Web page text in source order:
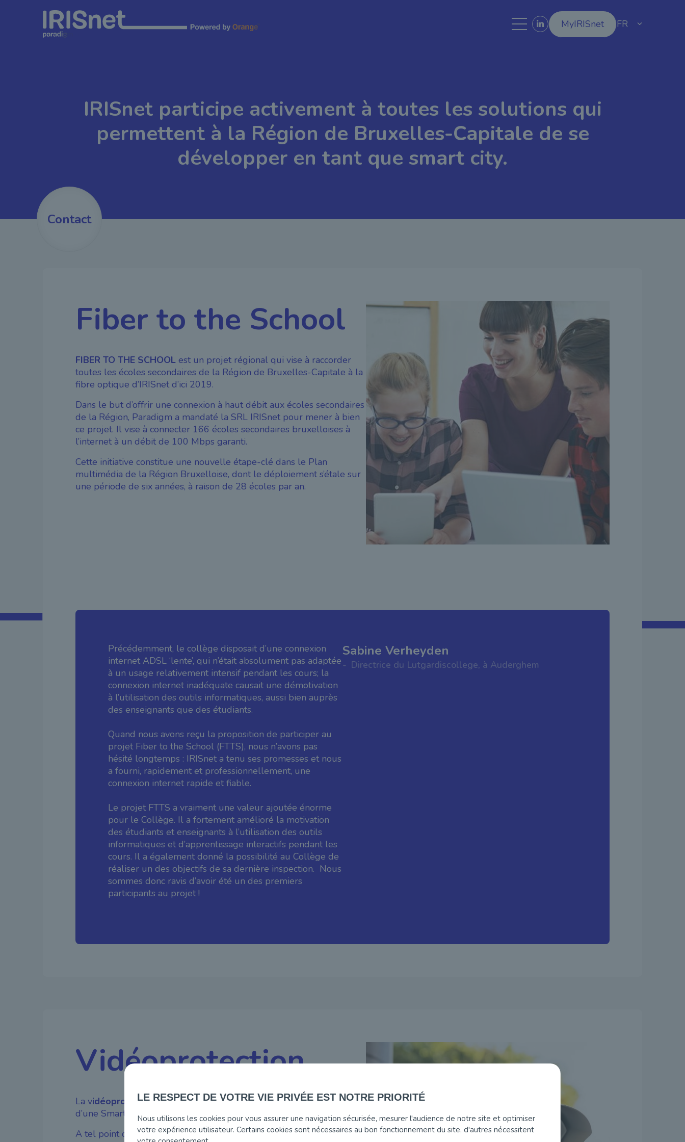
MyIRISnet FR
IRISnet participe activement à toutes les solutions qui
permettent à la Région de Bruxelles-Capitale de se
développer en tant que smart city.
Contact
Fiber to the School
FIBER TO THE SCHOOL est un projet régional qui vise à raccorder
toutes les écoles secondaires de la Région de Bruxelles-Capitale à la
fibre optique d’IRISnet d’ici 2019.
Dans le but d’offrir une connexion à haut débit aux écoles secondaires
de la Région, Paradigm a mandaté la SRL IRISnet pour mener à bien
ce projet. Il vise à connecter 166 écoles secondaires bruxelloises à
l’internet à un débit de 100 Mbps garanti.
Cette initiative constitue une nouvelle étape-clé dans le Plan
multimédia de la Région Bruxelloise, dont le déploiement s’étale sur
une période de six années, à raison de 28 écoles par an.
Précédemment, le collège disposait d’une connexion
internet ADSL ‘lente’, qui n’était absolument pas adaptée
à un usage relativement intensif pendant les cours; la
connexion internet inadéquate causait une démotivation
à l’utilisation des outils informatiques, aussi bien auprès
des enseignants que des étudiants.
Quand nous avons reçu la proposition de participer au
projet Fiber to the School (FTTS), nous n’avons pas
hésité longtemps : IRISnet a tenu ses promesses et nous
a fourni, rapidement et professionnellement, une
connexion internet rapide et fiable.
Le projet FTTS a vraiment une valeur ajoutée énorme
pour le Collège. Il a fortement amélioré la motivation
des étudiants et enseignants à l’utilisation des outils
informatiques et d’apprentissage interactifs pendant les
cours. Il a également donné la possibilité au Collège de
réaliser un des objectifs de sa dernière inspection. Nous
sommes donc ravis d’avoir été un des premiers
participants au projet !
Sabine Verheyden
Directrice du Lutgardiscollege, à Auderghem
Vidéoprotection
La vidéoprotectionest un thème essentiel dans le développement
d’une Smart City.
A tel point que le Gouvernement bruxellois en a fait une priorité en
LE RESPECT DE VOTRE VIE PRIVÉE EST NOTRE PRIORITÉ
Nous utilisons les cookies pour vous assurer une navigation sécurisée, mesurer l'audience de notre site et optimiser
votre expérience utilisateur. Certains cookies sont nécessaires au bon fonctionnement du site, d'autres nécessitent